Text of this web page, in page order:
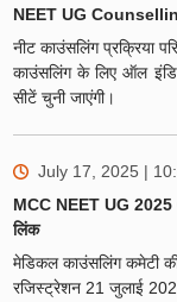
NEET UG
नीट काउंसलिंग प्रक्रिया
काउंसलिंग के लिए ऑल
सीटें चुनी जाएंगी।
July 17, 2025 |
MCC NEET UG
लिंक
मेडिकल काउंसलिंग कमेटी
रजिस्ट्रेशन 21 जुलाई